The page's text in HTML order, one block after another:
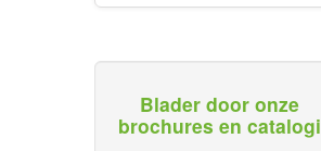
Blader door onze
brochures en catalogi